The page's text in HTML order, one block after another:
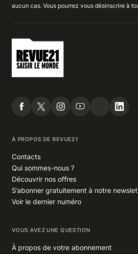
aucun cas. Vous pourrez vous désinscrire à
À PROPOS DE REVUE21
Contacts
Qui sommes-nous ?
Découvrir nos offres
S’abonner gratuitement à notre
Voir le dernier numéro
VOUS AVEZ UNE QUESTION
À propos de votre abonnement